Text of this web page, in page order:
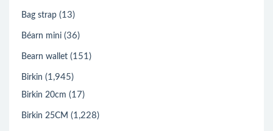
Bag strap (13)
Béarn mini (36)
Bearn wallet (151)
Birkin (1,945)
Birkin 20cm (17)
Birkin 25CM (1,228)